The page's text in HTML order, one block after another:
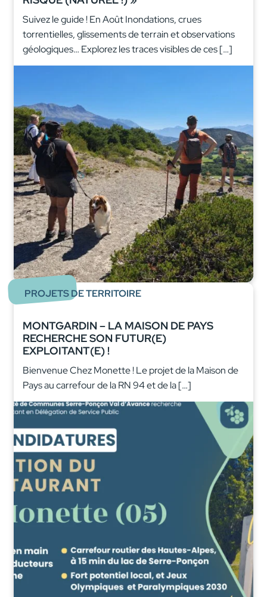
Suivez le guide ! En Août Inondations, crues
torrentielles, glissements de terrain et observations
géologiques… Explorez les traces visibles de ces […]
PROJETS DE TERRITOIRE
MONTGARDIN – LA MAISON DE PAYS
RECHERCHE SON FUTUR(E)
EXPLOITANT(E) !
Bienvenue Chez Monette ! Le projet de la Maison de
Pays au carrefour de la RN 94 et de la […]